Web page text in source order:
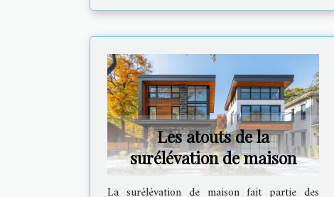
Les atouts de la
surélévation de maison
La surélévation de maison fait partie des